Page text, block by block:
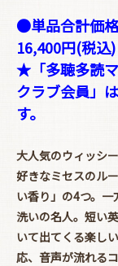
●単品合計価
16,400円(税込)
★「多聴多読
クラブ会員」
す。
大人気のウィッシ
好きなミセスのル
い香り」の4つ。
洗いの名人。短い
いて出てくる楽し
応、音声が流れる